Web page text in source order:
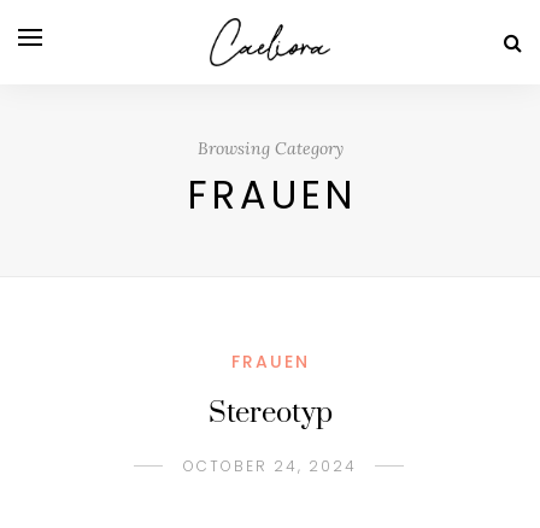
Browsing Category
FRAUEN
FRAUEN
Stereotyp
OCTOBER 24, 2024